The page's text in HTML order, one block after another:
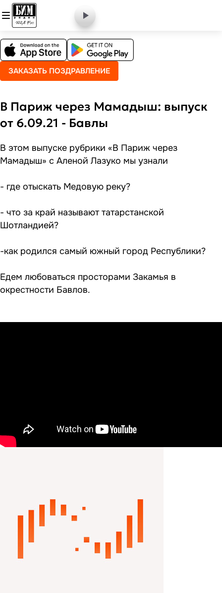
ЗАКАЗАТЬ ПОЗДРАВЛЕНИЕ
В Париж через Мамадыш: выпуск
от 6.09.21 - Бавлы
В этом выпуске рубрики «В Париж через
Мамадыш» с Аленой Лазуко мы узнали
- где отыскать Медовую реку?
- что за край называют татарстанской
Шотландией?
-как родился самый южный город Республики?
Едем любоваться просторами Закамья в
окрестности Бавлов.